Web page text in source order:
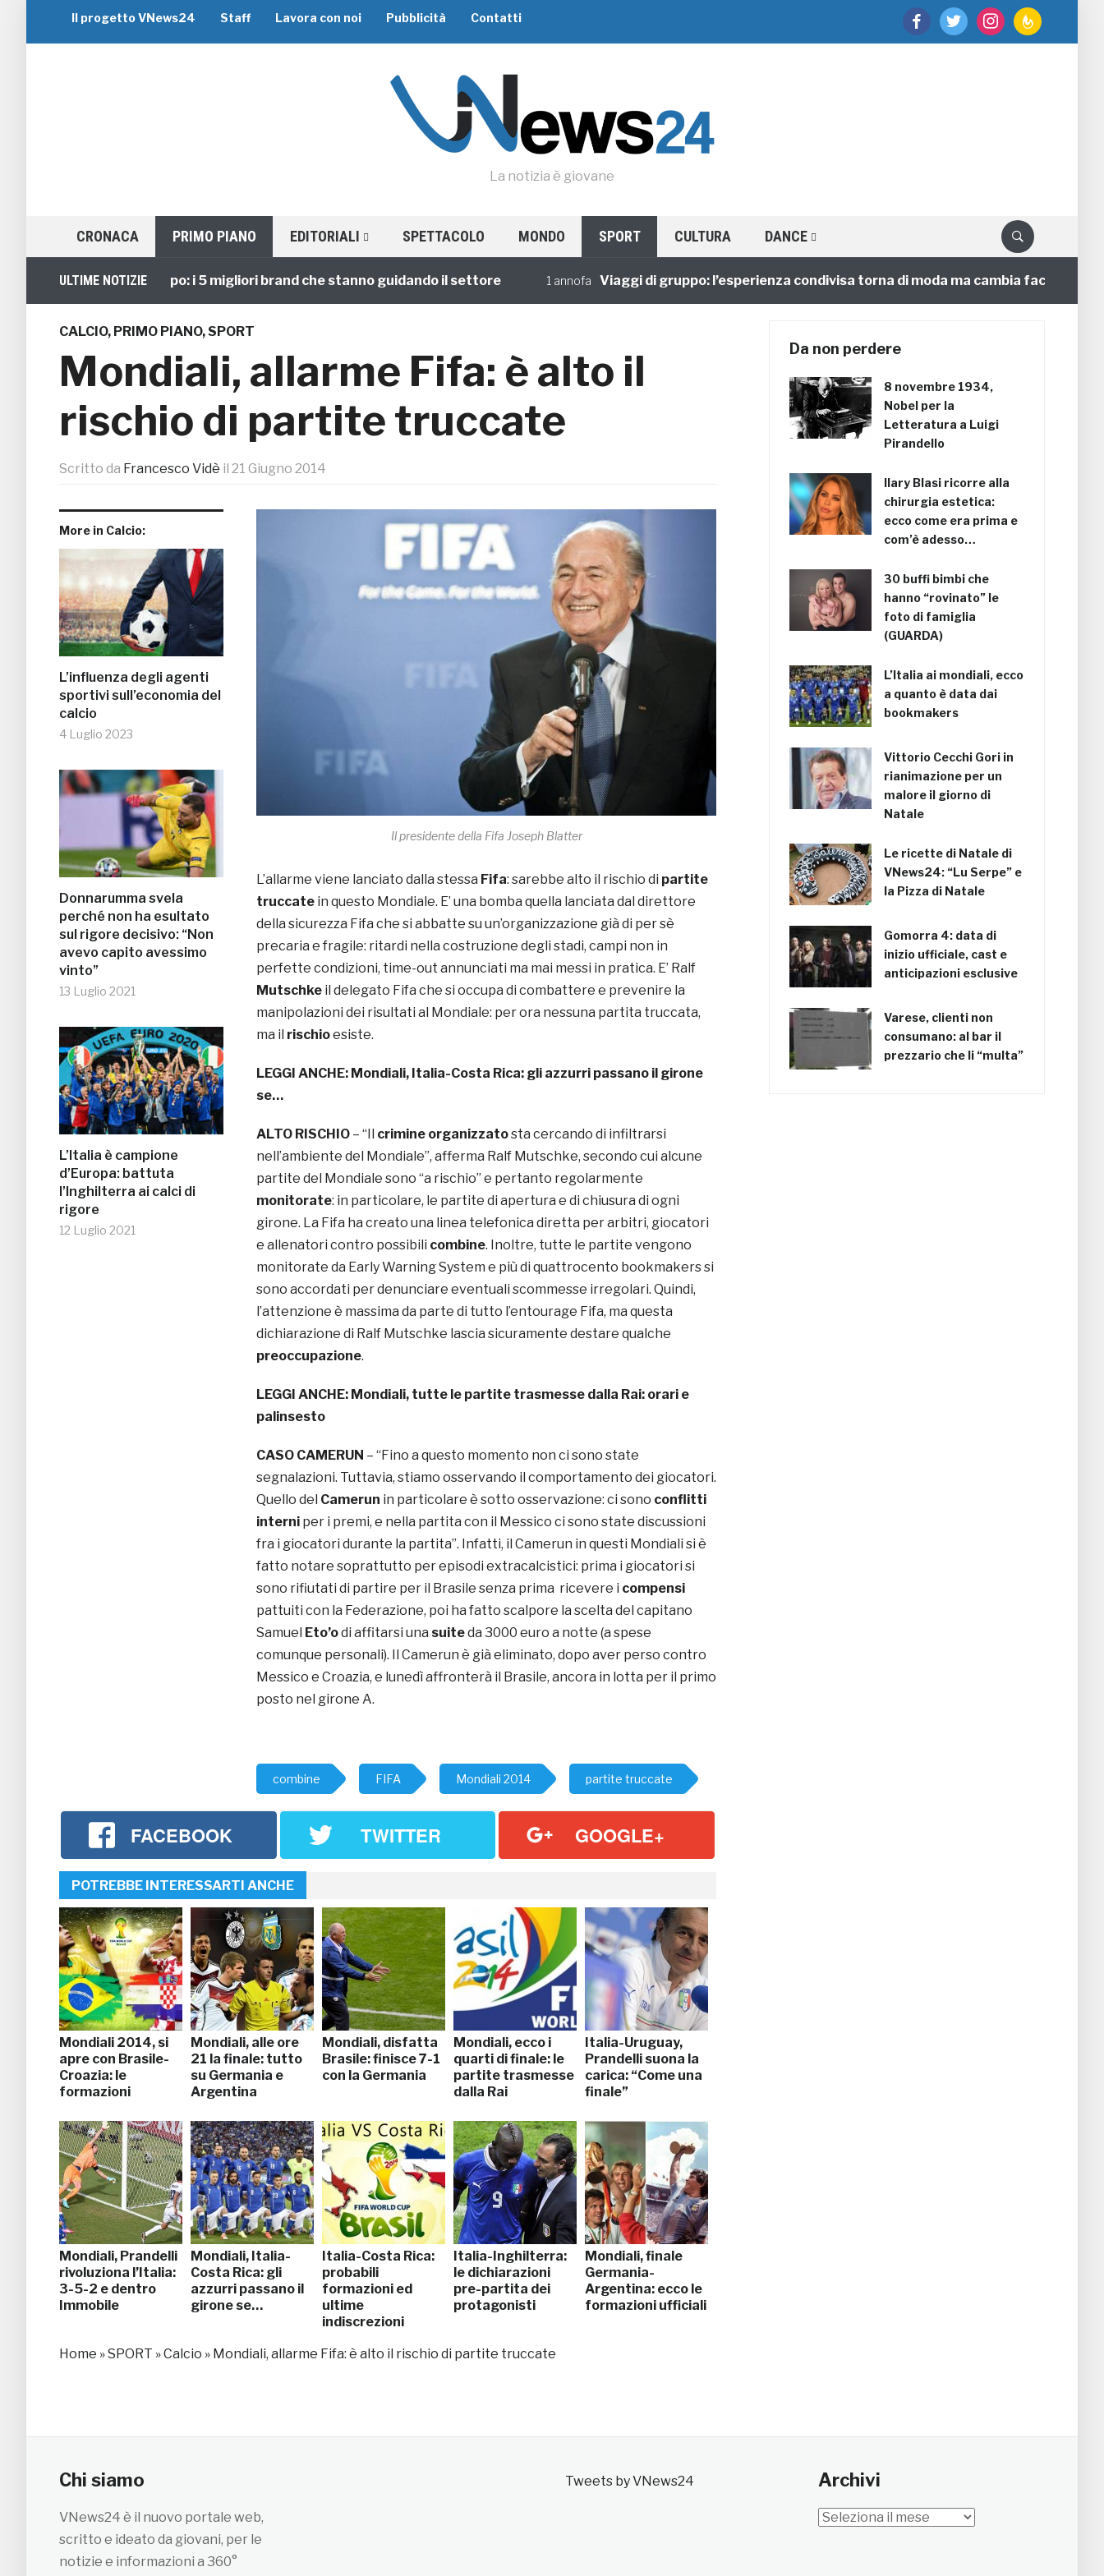
facebooktwitter instagramfeedburner
Il progetto VNews24 Staff Lavora con noi Pubblicità Contatti
La notizia è giovane
CRONACA PRIMO PIANO EDITORIALI SPETTACOLO MONDO SPORT CULTURA DANCE
ULTIME NOTIZIE
Viaggi di Gruppo: i 5 migliori brand che stanno guidando il settore 1 annofa Viaggi di gruppo: l’esperienza condivisa torna di moda ma cambia faccia
CALCIO, PRIMO PIANO,SPORT
Mondiali, allarme Fifa: è alto il
rischio di partite truccate
Scritto da Francesco Vidè il 21 Giugno 2014
More in Calcio:
L’influenza degli agenti
sportivi sull’economia del
calcio
4 Luglio 2023
Donnarumma svela
perché non ha esultato
sul rigore decisivo: “Non
avevo capito avessimo
vinto”
13 Luglio 2021
L’Italia è campione
d’Europa: battuta
l’Inghilterra ai calci di
rigore
12 Luglio 2021
Il presidente della Fifa Joseph Blatter
L’allarme viene lanciato dalla stessa Fifa: sarebbe alto il rischio di partite
truccate in questo Mondiale. E’ una bomba quella lanciata dal direttore
della sicurezza Fifa che si abbatte su un’organizzazione già di per sè
precaria e fragile: ritardi nella costruzione degli stadi, campi non in
perfette condizioni, time-out annunciati ma mai messi in pratica. E’ Ralf
Mutschke il delegato Fifa che si occupa di combattere e prevenire la
manipolazioni dei risultati al Mondiale: per ora nessuna partita truccata,
ma il rischioesiste.
LEGGI ANCHE: Mondiali, Italia-Costa Rica: gli azzurri passano il girone
se…
ALTO RISCHIO – “Il crimine organizzatosta cercando di infiltrarsi
nell’ambiente del Mondiale”, afferma Ralf Mutschke, secondo cui alcune
partite del Mondiale sono “a rischio” e pertanto regolarmente
monitorate: in particolare, le partite di apertura e di chiusura di ogni
girone. La Fifa ha creato una linea telefonica diretta per arbitri, giocatori
e allenatori contro possibili combine. Inoltre, tutte le partite vengono
monitorate da Early Warning System e più di quattrocento bookmakers si
sono accordati per denunciare eventuali scommesse irregolari. Quindi,
l’attenzione è massima da parte di tutto l’entourage Fifa, ma questa
dichiarazione di Ralf Mutschke lascia sicuramente destare qualche
preoccupazione.
LEGGI ANCHE: Mondiali, tutte le partite trasmesse dalla Rai: orari e
palinsesto
CASO CAMERUN – “Fino a questo momento non ci sono state
segnalazioni. Tuttavia, stiamo osservando il comportamento dei giocatori.
Quello del Camerun in particolare è sotto osservazione: ci sono conflitti
interni per i premi, e nella partita con il Messico ci sono state discussioni
fra i giocatori durante la partita”. Infatti, il Camerun in questi Mondiali si è
fatto notare soprattutto per episodi extracalcistici: prima i giocatori si
sono rifiutati di partire per il Brasile senza prima ricevere i compensi
pattuiti con la Federazione, poi ha fatto scalpore la scelta del capitano
Samuel Eto’odi affitarsi una suiteda 3000 euro a notte (a spese
comunque personali). Il Camerun è già eliminato, dopo aver perso contro
Messico e Croazia, e lunedì affronterà il Brasile, ancora in lotta per il primo
posto nel girone A.
combine FIFA Mondiali 2014 partite truccate
FACEBOOK TWITTER GOOGLE+
POTREBBE INTERESSARTI ANCHE
Mondiali 2014, si
apre con Brasile-
Croazia: le
formazioni
Mondiali, alle ore
21 la finale: tutto
su Germania e
Argentina
Mondiali, disfatta
Brasile: finisce 7-1
con la Germania
Mondiali, ecco i
quarti di finale: le
partite trasmesse
dalla Rai
Italia-Uruguay,
Prandelli suona la
carica: “Come una
finale”
Mondiali, Prandelli
rivoluziona l’Italia:
3-5-2 e dentro
Immobile
Mondiali, Italia-
Costa Rica: gli
azzurri passano il
girone se…
Italia-Costa Rica:
probabili
formazioni ed
ultime
indiscrezioni
Italia-Inghilterra:
le dichiarazioni
pre-partita dei
protagonisti
Mondiali, finale
Germania-
Argentina: ecco le
formazioni ufficiali
Home »SPORT »Calcio » Mondiali, allarme Fifa: è alto il rischio di partite truccate
Da non perdere
8 novembre 1934,
Nobel per la
Letteratura a Luigi
Pirandello
Ilary Blasi ricorre alla
chirurgia estetica:
ecco come era prima e
com’è adesso…
30 buffi bimbi che
hanno “rovinato” le
foto di famiglia
(GUARDA)
L’Italia ai mondiali, ecco
a quanto è data dai
bookmakers
Vittorio Cecchi Gori in
rianimazione per un
malore il giorno di
Natale
Le ricette di Natale di
VNews24: “Lu Serpe” e
la Pizza di Natale
Gomorra 4: data di
inizio ufficiale, cast e
anticipazioni esclusive
Varese, clienti non
consumano: al bar il
prezzario che li “multa”
Chi siamo
VNews24 è il nuovo portale web,
scritto e ideato da giovani, per le
notizie e informazioni a 360°
Tweets by VNews24 Archivi
Archivi